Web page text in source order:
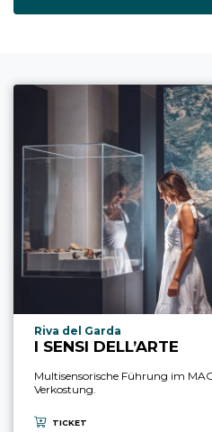
Riva del Garda
I SENSI DELL’ARTE
Multisensorische Führung im
Verkostung.
TICKET